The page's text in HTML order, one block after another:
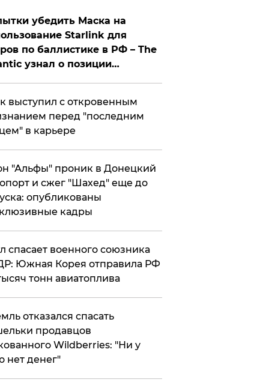
убедить Маска на
Starlink для
по баллистике в РФ – The
узнал о позиции
выступил с откровенным
перед "последним
в карьере
"Альфы" проник в Донецкий
и сжег "Шахед" еще до
опубликованы
кадры
спасает военного союзника
Южная Корея отправила РФ
тонн авиатоплива
отказался спасать
продавцов
Wildberries: "Ни у
нет денег"